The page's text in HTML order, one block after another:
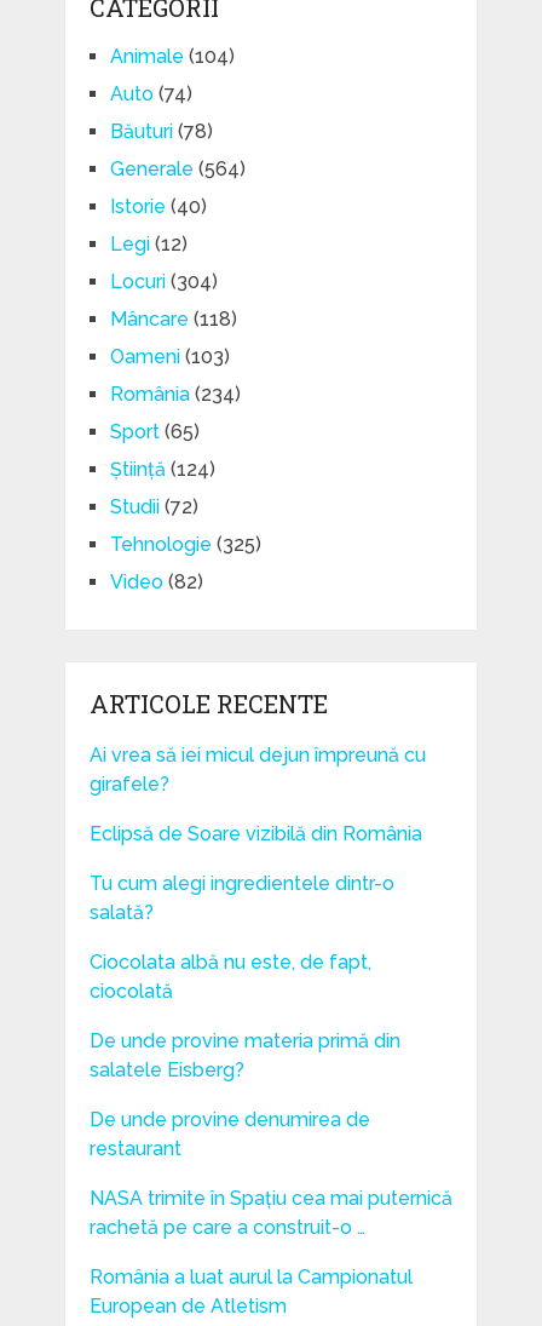
CATEGORII
Animale (104)
Auto(74)
Băuturi(78)
Generale (564)
Istorie (40)
Legi(12)
Locuri(304)
Mâncare (118)
Oameni(103)
România(234)
Sport(65)
Știință(124)
Studii(72)
Tehnologie (325)
Video(82)
ARTICOLE RECENTE
Ai vrea să iei micul dejun împreună cu
girafele?
Eclipsă de Soare vizibilă din România
Tu cum alegi ingredientele dintr-o
salată?
Ciocolata albă nu este, de fapt,
ciocolată
De unde provine materia primă din
salatele Eisberg?
De unde provine denumirea de
restaurant
NASA trimite în Spațiu cea mai puternică
rachetă pe care a construit-o …
România a luat aurul la Campionatul
European de Atletism